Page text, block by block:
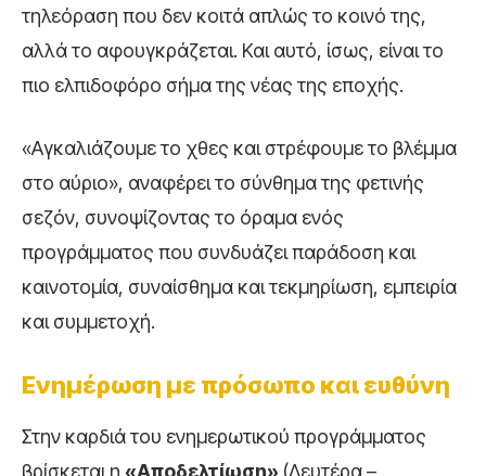
τηλεόραση που δεν κοιτά απλώς το κοινό της,
αλλά το αφουγκράζεται. Και αυτό, ίσως, είναι το
πιο ελπιδοφόρο σήμα της νέας της εποχής.
«Αγκαλιάζουμε το χθες και στρέφουμε το βλέμμα
στο αύριο», αναφέρει το σύνθημα της φετινής
σεζόν, συνοψίζοντας το όραμα ενός
προγράμματος που συνδυάζει παράδοση και
καινοτομία, συναίσθημα και τεκμηρίωση, εμπειρία
και συμμετοχή.
Ενημέρωση με πρόσωπο και ευθύνη
Στην καρδιά του ενημερωτικού προγράμματος
βρίσκεται η «Αποδελτίωση» (Δευτέρα –